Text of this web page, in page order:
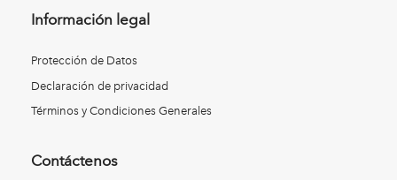
Información legal
Protección de Datos
Declaración de privacidad
Términos y Condiciones Generales
Contáctenos